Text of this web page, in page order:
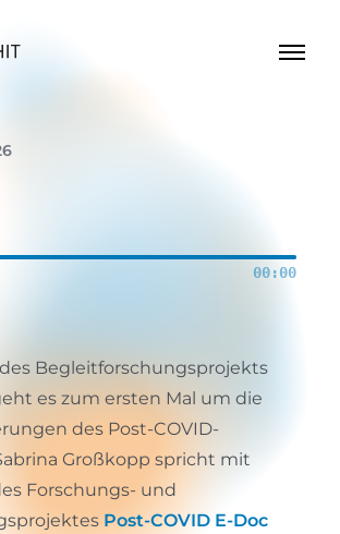
00:00
Begleitforschungsprojekts
es zum ersten Mal um die
des Post-COVID-
Großkopp spricht mit
Forschungs- und
Post-COVID E-Doc